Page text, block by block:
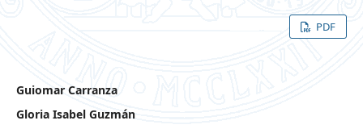
PDF
Guiomar Carranza
Gloria Isabel Guzmán